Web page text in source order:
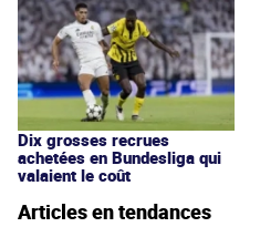
Dix grosses recrues
achetées en Bundesliga qui
valaient le coût
Articles en tendances